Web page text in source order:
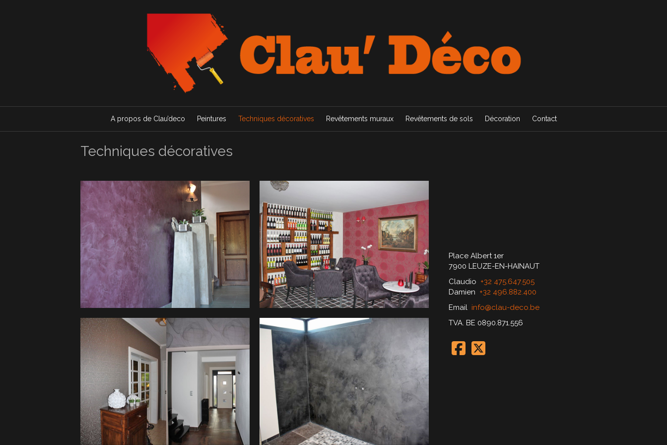
A propos de Clau’deco Peintures Techniques décoratives Revêtements muraux Revêtements de sols Décoration Contact
Techniques décoratives
Place Albert 1er
7900 LEUZE-EN-HAINAUT
Claudio +32 475.647.505
Damien +32 496.882.400
Email info@clau-deco.be
TVA. BE 0890.871.556